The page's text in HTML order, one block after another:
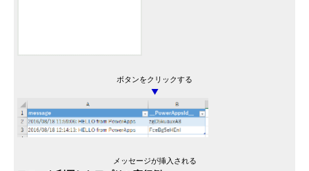
ボタンをクリックする
▼
メッセージが挿入される